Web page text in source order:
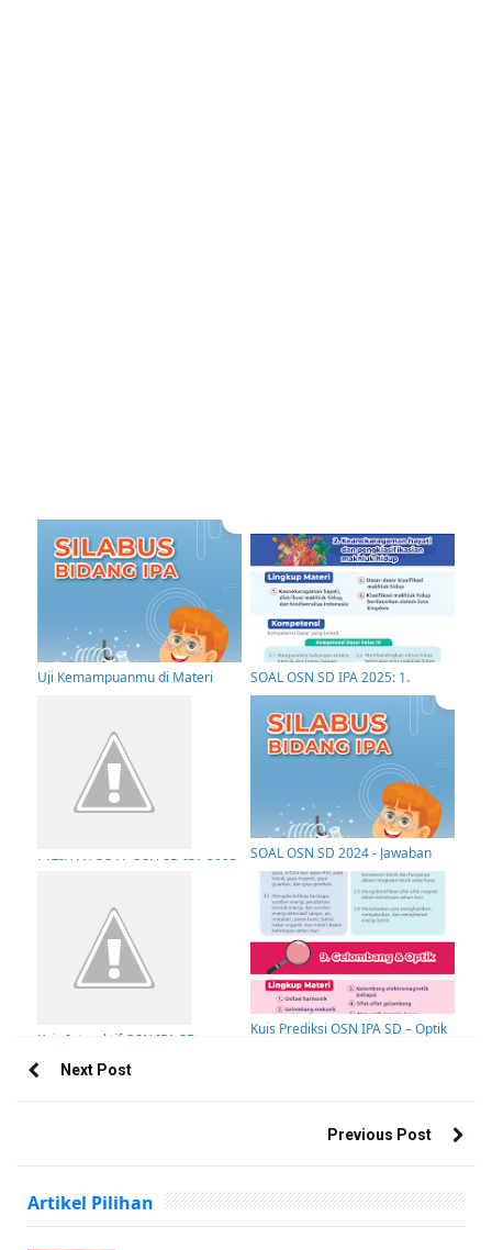
Uji Kemampuanmu di Materi
SOAL OSN SD IPA 2025: 1.
Keanekaragaman Hayati dan
Pengklasifikasian Makhluk Hidup
LATIHAN SOAL OSN SD IPA 2025
SOAL OSN SD 2024 - Jawaban
dan Pembahasan (1)
Kuis Interaktif OSN IPA SD –
Kuis Prediksi OSN IPA SD – Optik
Next Post
Previous Post
Artikel Pilihan